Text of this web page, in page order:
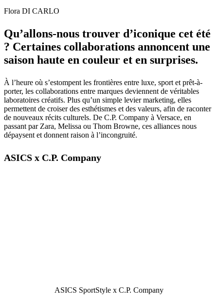
Flora DI CARLO
Qu’allons-nous trouver d’iconique cet été
? Certaines collaborations annoncent une
saison haute en couleur et en surprises.
À l’heure où s’estompent les frontières entre luxe, sport et prêt-à-
porter, les collaborations entre marques deviennent de véritables
laboratoires créatifs. Plus qu’un simple levier marketing, elles
permettent de croiser des esthétismes et des valeurs, afin de raconter
de nouveaux récits culturels. De C.P. Company à Versace, en
passant par Zara, Melissa ou Thom Browne, ces alliances nous
dépaysent et donnent raison à l’incongruité.
ASICS x C.P. Company
ASICS SportStyle x C.P. Company